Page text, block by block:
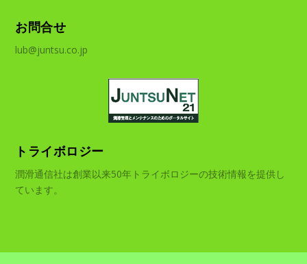
お問合せ
lub@juntsu.co.jp
トライボロジー
潤滑通信社は創業以来50年トライボロジーの技術情報を提供し
ています。